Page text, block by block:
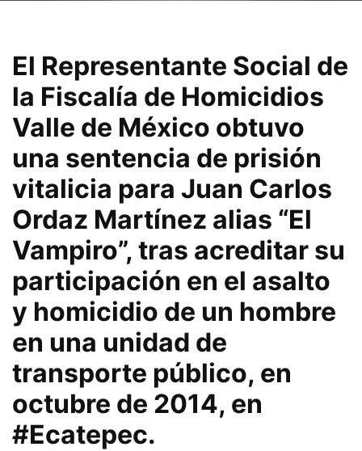
El Representante Social de
la Fiscalía de Homicidios
Valle de México obtuvo
una sentencia de prisión
vitalicia para Juan Carlos
Ordaz Martínez alias “El
Vampiro”, tras acreditar su
participación en el asalto
y homicidio de un hombre
en una unidad de
transporte público, en
octubre de 2014, en
#Ecatepec.